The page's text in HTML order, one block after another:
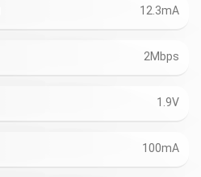
12.3mA
2Mbps
1.9V
100mA